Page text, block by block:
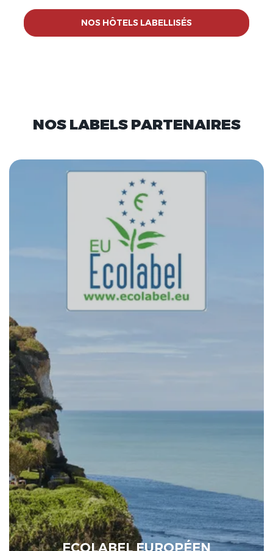
NOS HÔTELS LABELLISÉS
NOS LABELS PARTENAIRES
ECOLABEL EUROPÉEN